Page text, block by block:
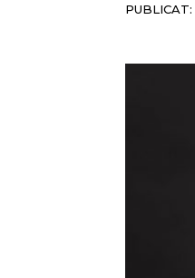
PUBLICAT: